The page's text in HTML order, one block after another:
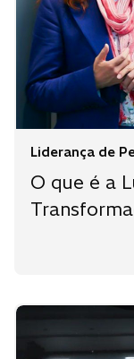
Liderança de
O que é a